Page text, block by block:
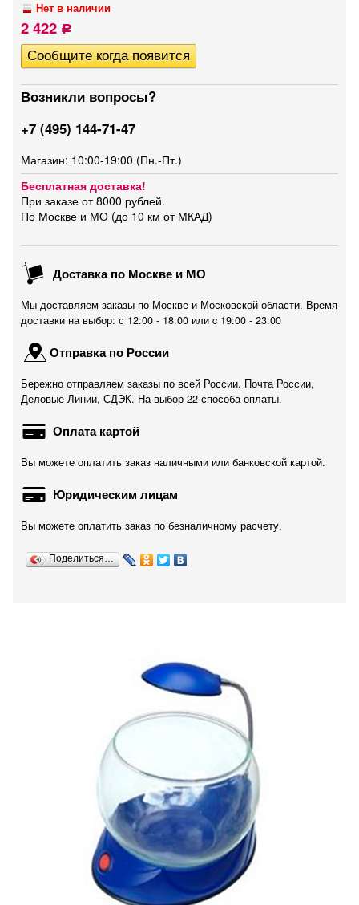
Нет в наличии
2 422 Р
Возникли вопросы?
+7 (495) 144-71-47
Магазин: 10:00-19:00 (Пн.-Пт.)
Бесплатная доставка!
При заказе от 8000 рублей.
По Москве и МО (до 10 км от МКАД)
Доставка по Москве и МО
Мы доставляем заказы по Москве и Московской области. Время
доставки на выбор: с 12:00 - 18:00 или c 19:00 - 23:00
Отправка по России
Бережно отправляем заказы по всей России. Почта России,
Деловые Линии, СДЭК. На выбор 22 способа оплаты.
Оплата картой
Вы можете оплатить заказ наличными или банковской картой.
Юридическим лицам
Вы можете оплатить заказ по безналичному расчету.
Поделиться…